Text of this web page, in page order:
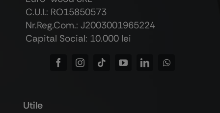
C.U.I.: RO15850573
Nr.Reg.Com.: J2003001965224
Capital Social: 10.000 lei
Utile